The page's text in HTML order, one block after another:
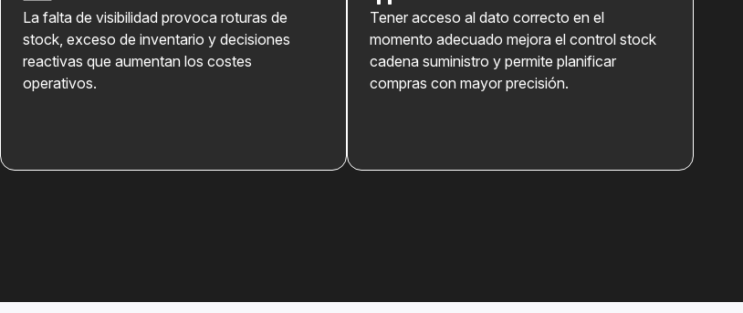
La falta de visibilidad provoca roturas de
stock, exceso de inventario y decisiones
reactivas que aumentan los costes
operativos.
Tener acceso al dato correcto en el
momento adecuado mejora el control stock
cadena suministro y permite planificar
compras con mayor precisión.